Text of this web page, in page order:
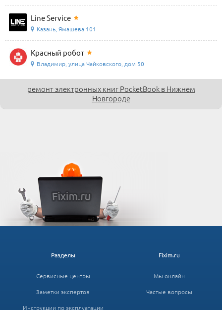
Line Service
Казань, Ямашева 101
Красный робот
Владимир, улица Чайковского, дом 50
ремонт электронных книг PocketBook в Нижнем
Новгороде
Fixim.ru
Мы онлайн
Частые вопросы
Разделы
Сервисные центры
Заметки экспертов
Инструкции по эксплуатации